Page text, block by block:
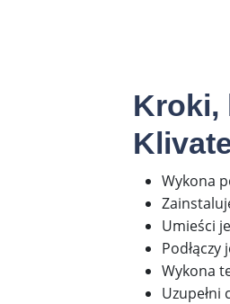
Kroki,
Wykona
Umieści
Wykona
Uzupełni